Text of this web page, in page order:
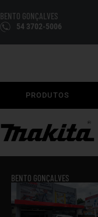
BENTO GONÇALVES
54 3702-5006
PRODUTOS
BENTO GONÇALVES